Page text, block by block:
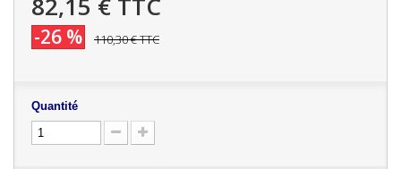
-26 % 110,30 €TTC
Quantité